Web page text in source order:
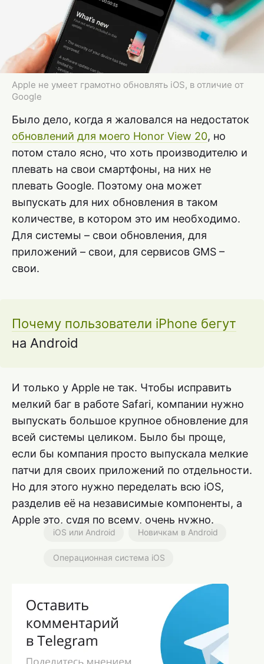
Apple не умеет грамотно обновлять iOS, в отличие от
Google
Было дело, когда я жаловался на недостаток
обновлений для моего Honor View 20, но
потом стало ясно, что хоть производителю и
плевать на свои смартфоны, на них не
плевать Google. Поэтому она может
выпускать для них обновления в таком
количестве, в котором это им необходимо.
Для системы – свои обновления, для
приложений – свои, для сервисов GMS –
свои.
Почему пользователи iPhone бегут
на Android
И только у Apple не так. Чтобы исправить
мелкий баг в работе Safari, компании нужно
выпускать большое крупное обновление для
всей системы целиком. Было бы проще,
если бы компания просто выпускала мелкие
патчи для своих приложений по отдельности.
Но для этого нужно переделать всю iOS,
разделив её на независимые компоненты, а
Apple это, судя по всему, очень нужно.
iOS или Android Новичкам в Android
Операционная система iOS